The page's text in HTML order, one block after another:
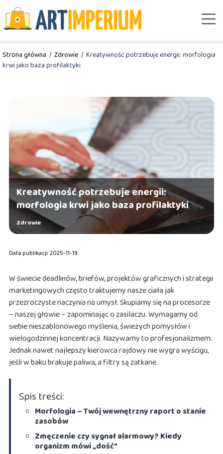
Strona główna / Zdrowie / Kreatywność potrzebuje energii: morfologia
krwi jako baza profilaktyki
Kreatywność potrzebuje energii:
morfologia krwi jako baza profilaktyki
Zdrowie
Data publikacji: 2025-11-19
W świecie deadlinów, briefów, projektów graficznych i strategii
marketingowych często traktujemy nasze ciała jak
przezroczyste naczynia na umysł. Skupiamy się na procesorze
– naszej głowie – zapominając o zasilaczu. Wymagamy od
siebie nieszablonowego myślenia, świeżych pomysłów i
wielogodzinnej koncentracji. Nazywamy to profesjonalizmem.
Jednak nawet najlepszy kierowca rajdowy nie wygra wyścigu,
jeśli w baku brakuje paliwa, a filtry są zatkane.
Spis treści:
Morfologia – Twój wewnętrzny raport o stanie
zasobów
Zmęczenie czy sygnał alarmowy? Kiedy
organizm mówi „dość”